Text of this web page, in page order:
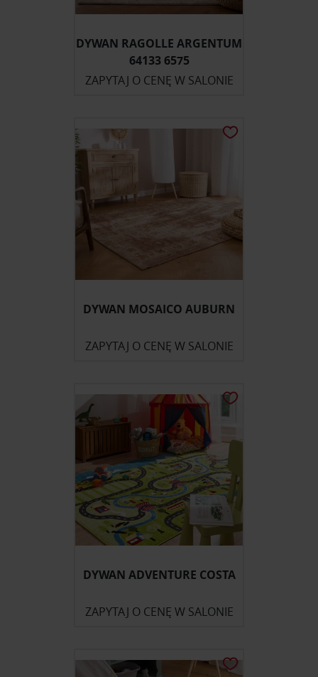
DYWAN RAGOLLE ARGENTUM
64133 6575
ZAPYTAJ O CENĘ W SALONIE
DYWAN MOSAICO AUBURN
ZAPYTAJ O CENĘ W SALONIE
DYWAN ADVENTURE COSTA
ZAPYTAJ O CENĘ W SALONIE